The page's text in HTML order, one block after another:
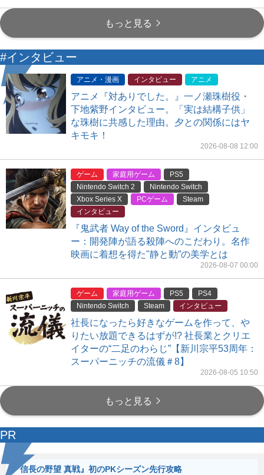
もっと見る
#インタビュー
アニメ・漫画 インタビュー アニメ
アニメ『対ありでした。』一ノ瀬珠樹役・
下地紫野インタビュー。「実は結構子供」
な珠樹に共感した理由。夕との関係にはヤ
キモキ！
2026-08-08 12:00
ゲーム 家庭用ゲーム
PS5
Nintendo Switch 2
Nintendo Switch
Xbox Series X
PCゲーム
Steam
インタビュー
『鬼武者 Way of the Sword』インタビュ
ー：開発陣が語る殺陣へのこだわり。名作
映画に着想を得た"静と動”の美学とは
2026-08-07 00:00
ゲーム 家庭用ゲーム PS5
PS4
Nintendo Switch
Steam インタビュー
社長になったら好きなゲームを作って、や
りたい放題できるはずが!? 社長業とクリエ
イターの“二足のわらじ”【新川宗平53周年：
スーパーニッチの流儀＃8】
2026-08-05 10:50
もっと見る
PR
『信長の野望 真戦』初のPKシーズン先行攻略